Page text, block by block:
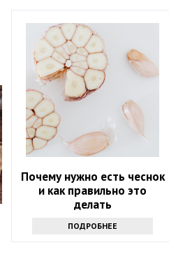
Почему нужно есть чеснок
и как правильно это
делать
ПОДРОБНЕЕ